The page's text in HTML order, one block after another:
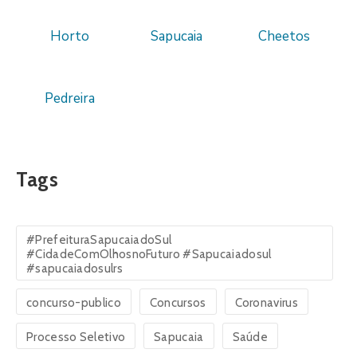
Horto Sapucaia Cheetos
Pedreira
Tags
#PrefeituraSapucaiadoSul
#CidadeComOlhosnoFuturo #Sapucaiadosul
#sapucaiadosulrs
concurso-publico Concursos Coronavirus
Processo Seletivo Sapucaia Saúde